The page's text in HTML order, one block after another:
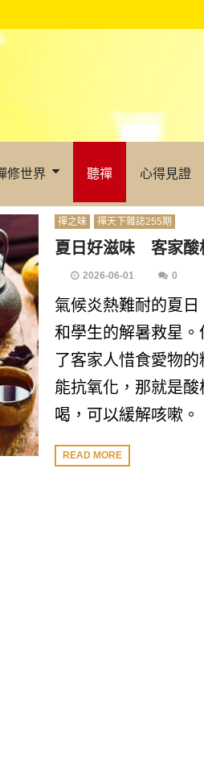
修世界 聽禪 心得見證
禪之味 禪天下雜誌255期
夏日好滋味 客家酸
2026-06-01 0
氣候炎熱難耐的夏
和學生的解暑救星
了客家人惜食愛物
能抗氧化，那就是
喝，可以緩解咳嗽。
READ MORE